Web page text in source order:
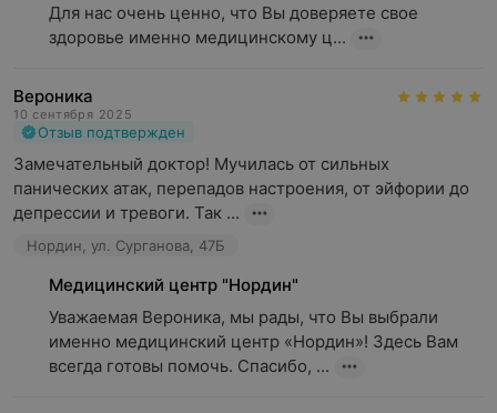
Для нас очень ценно, что Вы доверяете свое
здоровье именно медицинскому ц...
Вероника
10 сентября 2025
Отзыв подтвержден
Замечательный доктор! Мучилась от сильных
панических атак, перепадов настроения, от эйфории до
депрессии и тревоги. Так ...
Нордин, ул. Сурганова, 47Б
Медицинский центр "Нордин"
Уважаемая Вероника, мы рады, что Вы выбрали
именно медицинский центр «Нордин»! Здесь Вам
всегда готовы помочь. Спасибо, ...